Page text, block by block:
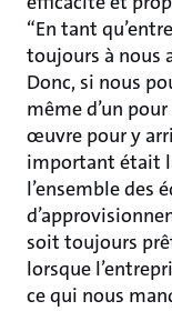
“En tant
toujours à nous
Donc, si nous
même d’un
œuvre pour y
important était
l’ensemble des
soit toujours
lorsque
ce qui nous